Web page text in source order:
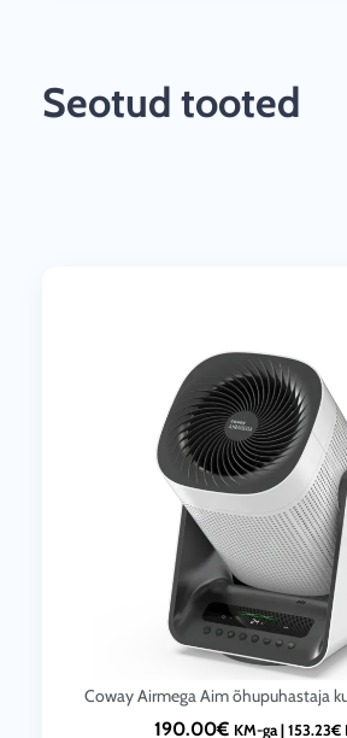
Seotud tooted
Coway Airmega Aim õhupuhastaja
190.00€ KM-ga | 153.23€